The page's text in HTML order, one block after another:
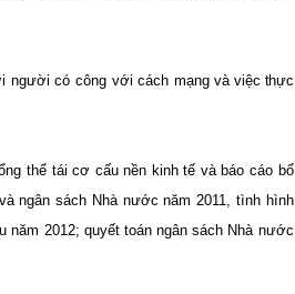
người có công với cách mạng và việc thực
thể tái cơ cấu nền kinh tế và báo cáo bổ
ngân sách Nhà nước năm 2011, tình hình
năm 2012; quyết toán ngân sách Nhà nước